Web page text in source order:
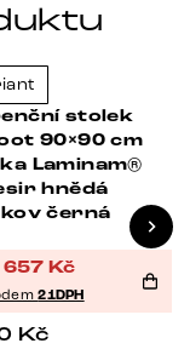
stolek
90×90 cm
Laminam®
hnědá
černá
657 Kč
21DPH
Kč